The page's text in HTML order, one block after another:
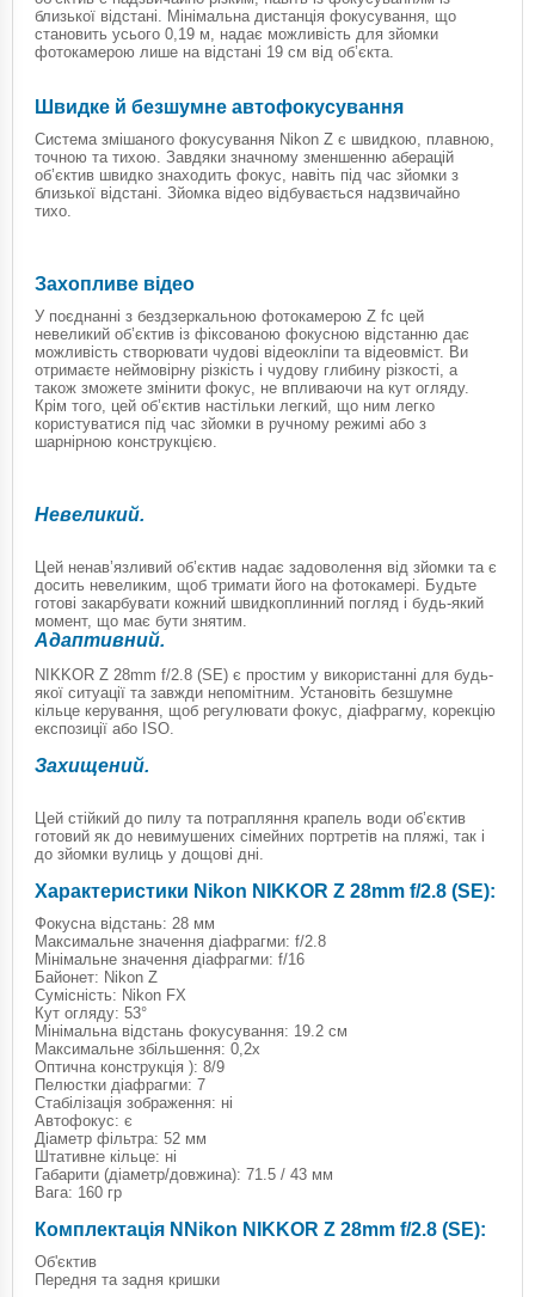
близької відстані. Мінімальна дистанція фокусування, що
становить усього 0,19 м, надає можливість для зйомки
фотокамерою лише на відстані 19 см від об’єкта.
Швидке й безшумне автофокусування
Система змішаного фокусування Nikon Z є швидкою, плавною,
точною та тихою. Завдяки значному зменшенню аберацій
об’єктив швидко знаходить фокус, навіть під час зйомки з
близької відстані. Зйомка відео відбувається надзвичайно
тихо.
Захопливе відео
У поєднанні з бездзеркальною фотокамерою Z fc цей
невеликий об’єктив із фіксованою фокусною відстанню дає
можливість створювати чудові відеокліпи та відеовміст. Ви
отримаєте неймовірну різкість і чудову глибину різкості, а
також зможете змінити фокус, не впливаючи на кут огляду.
Крім того, цей об’єктив настільки легкий, що ним легко
користуватися під час зйомки в ручному режимі або з
шарнірною конструкцією.
Невеликий.
Цей ненав’язливий об’єктив надає задоволення від зйомки та є
досить невеликим, щоб тримати його на фотокамері. Будьте
готові закарбувати кожний швидкоплинний погляд і будь-який
момент, що має бути знятим.
Адаптивний.
NIKKOR Z 28mm f/2.8 (SE) є простим у використанні для будь-
якої ситуації та завжди непомітним. Установіть безшумне
кільце керування, щоб регулювати фокус, діафрагму, корекцію
експозиції або ISO.
Захищений.
Цей стійкий до пилу та потрапляння крапель води об’єктив
готовий як до невимушених сімейних портретів на пляжі, так і
до зйомки вулиць у дощові дні.
Характеристики Nikon NIKKOR Z 28mm f/2.8 (SE):
Фокусна відстань: 28 мм
Максимальне значення діафрагми: f/2.8
Мінімальне значення діафрагми: f/16
Байонет: Nikon Z
Сумісність: Nikon FX
Кут огляду: 53°
Мінімальна відстань фокусування: 19.2 см
Максимальне збільшення: 0,2x
Оптична конструкція ): 8/9
Пелюстки діафрагми: 7
Стабілізація зображення: ні
Автофокус: є
Діаметр фільтра: 52 мм
Штативне кільце: ні
Габарити (діаметр/довжина): 71.5 / 43 мм
Вага: 160 гр
Комплектація NNikon NIKKOR Z 28mm f/2.8 (SE):
Об'єктив
Передня та задня кришки